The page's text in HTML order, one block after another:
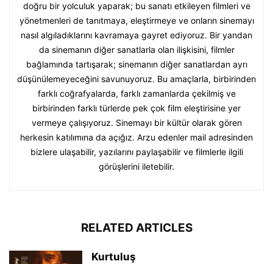
doğru bir yolculuk yaparak; bu sanatı etkileyen filmleri ve
yönetmenleri de tanıtmaya, eleştirmeye ve onların sinemayı
nasıl algıladıklarını kavramaya gayret ediyoruz. Bir yandan
da sinemanın diğer sanatlarla olan ilişkisini, filmler
bağlamında tartışarak; sinemanın diğer sanatlardan ayrı
düşünülemeyeceğini savunuyoruz. Bu amaçlarla, birbirinden
farklı coğrafyalarda, farklı zamanlarda çekilmiş ve
birbirinden farklı türlerde pek çok film eleştirisine yer
vermeye çalışıyoruz. Sinemayı bir kültür olarak gören
herkesin katılımına da açığız. Arzu edenler mail adresinden
bizlere ulaşabilir, yazılarını paylaşabilir ve filmlerle ilgili
görüşlerini iletebilir.
RELATED ARTICLES
Kurtuluş